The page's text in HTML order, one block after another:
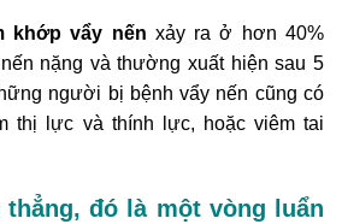
khớp vẩy nến xảy ra ở hơn 40%
nặng và thường xuất hiện sau 5
người bị bệnh vẩy nến cũng có
thị lực và thính lực, hoặc viêm tai
thẳng, đó là một vòng luẩn